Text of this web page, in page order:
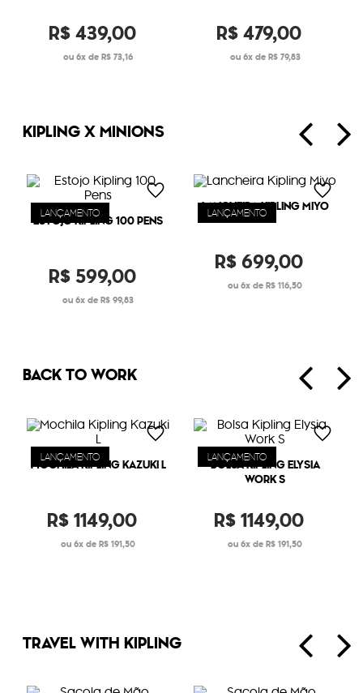
R$439,00
6 R$73,16
R$479,00
6 R$ 79,83
KIPLING X MINIONS
LANÇAMENTO
ESTOJO KIPLING 100 PENS
R$599,00
6 R$99,83
LANÇAMENTO
LANCHEIRA KIPLING MIYO
R$699,00
6 R$116,50
BACK TO WORK
LANÇAMENTO
MOCHILA KIPLING KAZUKI L
R$1149,00
6 R$191,50
LANÇAMENTO
BOLSA KIPLING ELYSIA
WORK S
R$1149,00
6 R$191,50
TRAVEL WITH KIPLING